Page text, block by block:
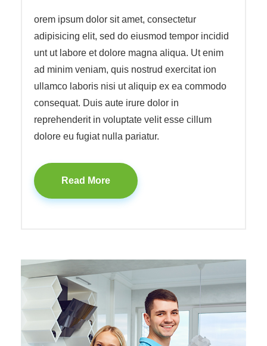
orem ipsum dolor sit amet, consectetur
adipisicing elit, sed do eiusmod tempor incidid
unt ut labore et dolore magna aliqua. Ut enim
ad minim veniam, quis nostrud exercitat ion
ullamco laboris nisi ut aliquip ex ea commodo
consequat. Duis aute irure dolor in
reprehenderit in voluptate velit esse cillum
dolore eu fugiat nulla pariatur.
Read More